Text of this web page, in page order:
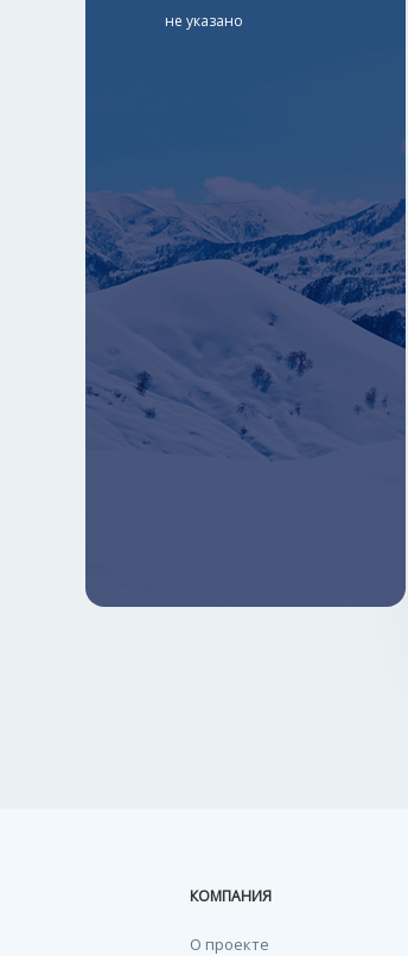
не указано
КОМПАНИЯ
О проекте